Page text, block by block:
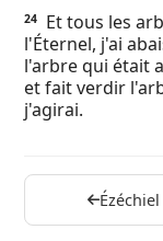
24
Et tous les
l'Éternel, j'ai
l'arbre qui était
et fait verdir
j'agirai.